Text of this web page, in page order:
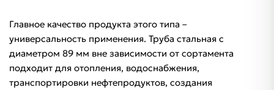
Главное качество продукта этого типа –
универсальность применения. Труба стальная с
диаметром 89 мм вне зависимости от сортамента
подходит для отопления, водоснабжения,
транспортировки нефтепродуктов, создания